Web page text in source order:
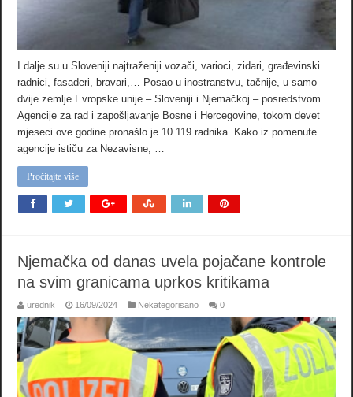
I dalje su u Sloveniji najtraženiji vozači, varioci, zidari, građevinski
radnici, fasaderi, bravari,… Posao u inostranstvu, tačnije, u samo
dvije zemlje Evropske unije – Sloveniji i Njemačkoj – posredstvom
Agencije za rad i zapošljavanje Bosne i Hercegovine, tokom devet
mjeseci ove godine pronašlo je 10.119 radnika. Kako iz pomenute
agencije ističu za Nezavisne, …
Pročitajte više
Njemačka od danas uvela pojačane kontrole
na svim granicama uprkos kritikama
urednik 16/09/2024 Nekategorisano 0